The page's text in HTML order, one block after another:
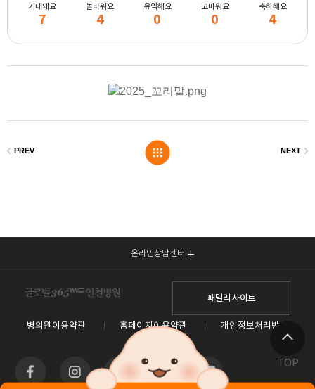
기대돼요
7
놀라워요
4
유익해요
0
고마워요
0
축하해요
4
TOP
온라인상담센터
패밀리 사이트
병의원이용약관 홈페이지이용약관 개인정보처리방침